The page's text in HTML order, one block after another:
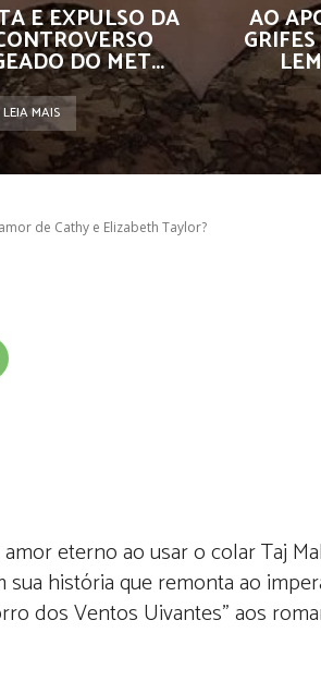
E EXPULSO DA
DO MET...
LEIA MAIS
AO
de Cathy e Elizabeth Taylor?
eterno ao usar o colar Taj
história que remonta ao
dos Ventos Uivantes” aos